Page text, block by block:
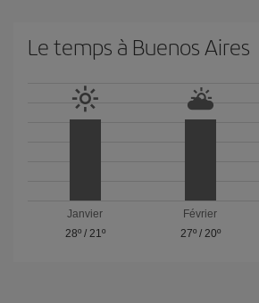
Le temps à Buenos Aires
Janvier
28º/ 21º
Février
27º/ 20º